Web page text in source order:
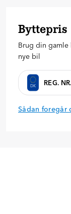
Byttepris
Brug din
nye bil
DK REG. NR.
Sådan foregår